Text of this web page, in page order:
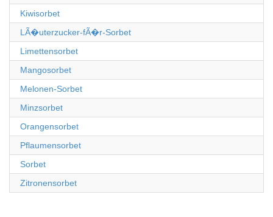
Kiwisorbet
LÃ�uterzucker-fÃ�r-Sorbet
Limettensorbet
Mangosorbet
Melonen-Sorbet
Minzsorbet
Orangensorbet
Pflaumensorbet
Sorbet
Zitronensorbet